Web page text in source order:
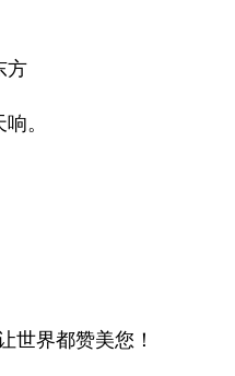
方
。
世界都赞美您！